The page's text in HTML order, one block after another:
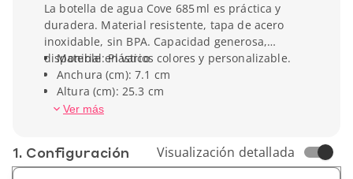
La botella de agua Cove 685 ml es práctica y
duradera. Material resistente, tapa de acero
inoxidable, sin BPA. Capacidad generosa,
disponible en varios colores y personalizable.
Material: Plástico
Anchura (cm): 7.1 cm
Altura (cm): 25.3 cm
Capacidad: 68.5 cl
Ver más
1. Conf­iguración Visualización detallada